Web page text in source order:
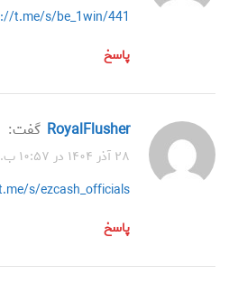
t.me/s/be_1win/441
پاسخ
RoyalFlusher گفت:
۲۸ آذر ۱۴۰۴ در ۱۰:۵۷ ب.ظ
s/ezcash_officials
پاسخ